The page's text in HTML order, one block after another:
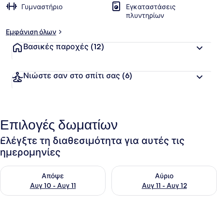
θ
μ
ο
α
υ
τ
ξ
ι
Γυμναστήριο
Εγκαταστάσεις
πλυντηρίων
Εμφάνιση όλων
Βασικές παροχές (12)
Νιώστε σαν στο σπίτι σας (6)
Επιλογές δωματίων
Ελέγξτε τη διαθεσιμότητα για αυτές τις
ημερομηνίες
Απόψε
Αυγ 10 - Αυγ 11
Έλεγχος διαθεσιμότητας για απόψε Αυγ 10 - Αυγ 11
Αύριο
Αυγ 11 - Αυγ 12
Έλεγχος διαθεσιμότητας